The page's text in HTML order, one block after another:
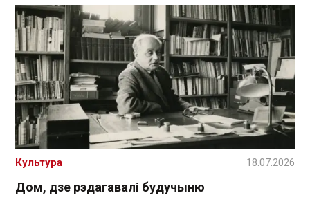
Дом, дзе рэдагавалі будучыню
Культура 18.07.2026